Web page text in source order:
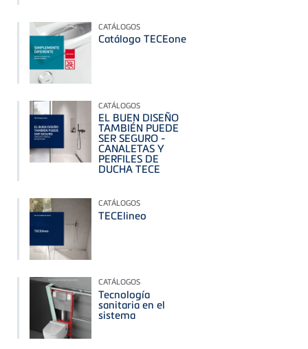
CATÁLOGOS
Catálogo TECEone
CATÁLOGOS
EL BUEN DISEÑO
TAMBIÉN PUEDE
SER SEGURO -
CANALETAS Y
PERFILES DE
DUCHA TECE
CATÁLOGOS
TECElineo
CATÁLOGOS
Tecnología
sanitaria en el
sistema